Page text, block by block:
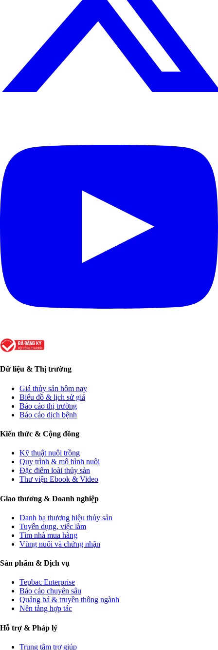
Dữ liệu & Thị trường
Giá thủy sản hôm nay
Biểu đồ & lịch sử giá
Báo cáo thị trường
Báo cáo dịch bệnh
Kiến thức & Cộng đồng
Kỹ thuật nuôi trồng
Quy trình & mô hình nuôi
Đặc điểm loài thủy sản
Thư viện Ebook & Video
Giao thương & Doanh nghiệp
Danh bạ thương hiệu thủy sản
Tuyển dụng, việc làm
Tìm nhà mua hàng
Vùng nuôi và chứng nhận
Sản phẩm & Dịch vụ
Tepbac Enterprise
Báo cáo chuyên sâu
Quảng bá & truyền thông ngành
Nền tảng hợp tác
Hỗ trợ & Pháp lý
Trung tâm trợ giúp